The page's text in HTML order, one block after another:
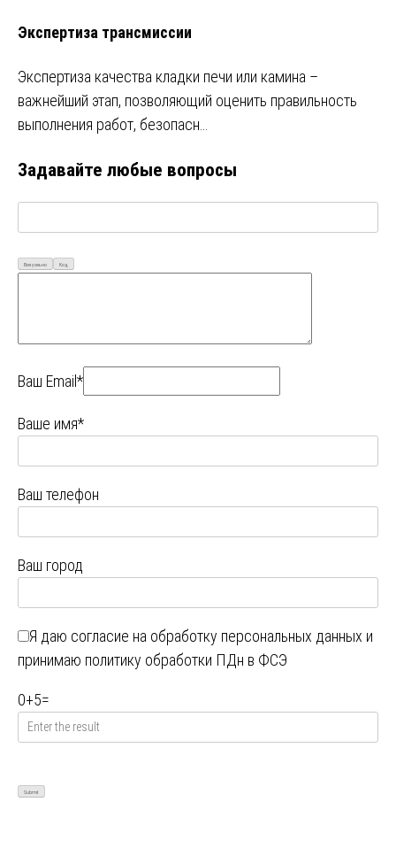
Экспертиза трансмиссии
Экспертиза качества кладки печи или камина –
важнейший этап, позволяющий оценить правильность
выполнения работ, безопасн…
Задавайте любые вопросы
Визуально Код
Ваш Email*
Ваше имя*
Ваш телефон
Ваш город
Я даю согласие на обработку персональных данных и
принимаю политику обработки ПДн в ФСЭ
0+5=